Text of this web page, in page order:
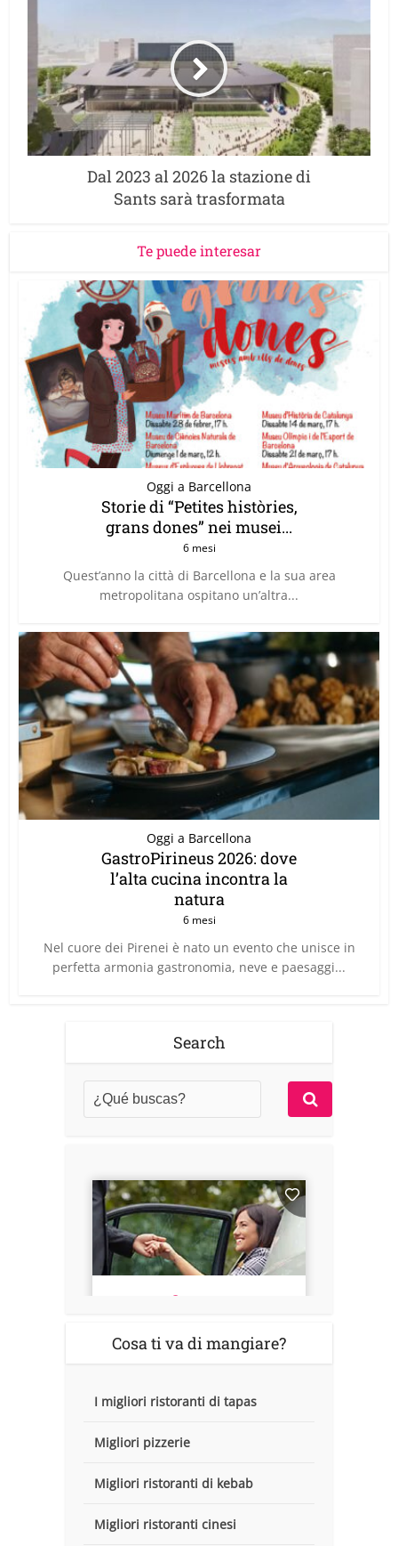
Dal 2023 al 2026 la stazione di
Sants sarà trasformata
Te puede interesar
Oggi a Barcellona
Storie di “Petites històries,
grans dones” nei musei...
6 mesi
Quest’anno la città di Barcellona e la sua area
metropolitana ospitano un’altra...
Oggi a Barcellona
GastroPirineus 2026: dove
l’alta cucina incontra la
natura
6 mesi
Nel cuore dei Pirenei è nato un evento che unisce in
perfetta armonia gastronomia, neve e paesaggi...
Search
Cosa ti va di mangiare?
I migliori ristoranti di tapas
Migliori pizzerie
Migliori ristoranti di kebab
Migliori ristoranti cinesi